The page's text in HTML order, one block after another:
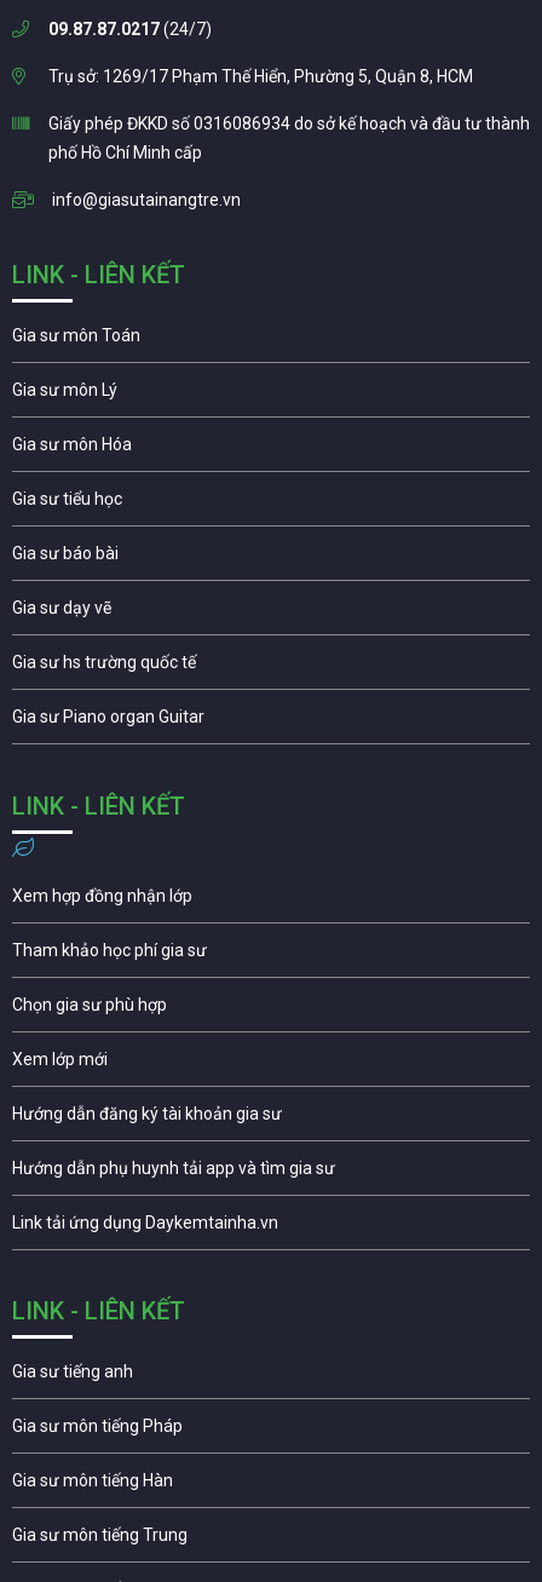
09.87.87.0217(24/7)
Trụ sở: 1269/17 Phạm Thế Hiển, Phường 5, Quận 8, HCM
Giấy phép ĐKKD số 0316086934 do sở kế hoạch và đầu tư thành
phố Hồ Chí Minh cấp
info@giasutainangtre.vn
LINK - LIÊN KẾT
Gia sư môn Toán
Gia sư môn Lý
Gia sư môn Hóa
Gia sư tiểu học
Gia sư báo bài
Gia sư dạy vẽ
Gia sư hs trường quốc tế
Gia sư Piano organ Guitar
LINK - LIÊN KẾT
Xem hợp đồng nhận lớp
Tham khảo học phí gia sư
Chọn gia sư phù hợp
Xem lớp mới
Hướng dẫn đăng ký tài khoản gia sư
Hướng dẫn phụ huynh tải app và tìm gia sư
Link tải ứng dụng Daykemtainha.vn
LINK - LIÊN KẾT
Gia sư tiếng anh
Gia sư môn tiếng Pháp
Gia sư môn tiếng Hàn
Gia sư môn tiếng Trung